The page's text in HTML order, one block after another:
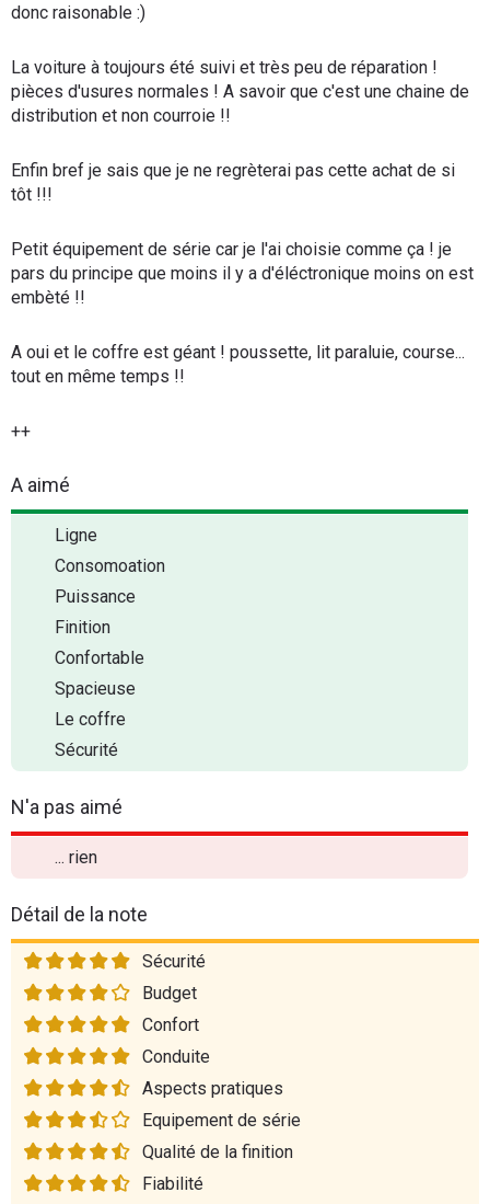
donc raisonable :)
La voiture à toujours été suivi et très peu de réparation !
pièces d'usures normales ! A savoir que c'est une chaine de
distribution et non courroie !!
Enfin bref je sais que je ne regrèterai pas cette achat de si
tôt !!!
Petit équipement de série car je l'ai choisie comme ça ! je
pars du principe que moins il y a d'éléctronique moins on est
embèté !!
A oui et le coffre est géant ! poussette, lit paraluie, course...
tout en même temps !!
++
A aimé
Ligne
Consomoation
Puissance
Finition
Confortable
Spacieuse
Le coffre
Sécurité
N'a pas aimé
... rien
Détail de la note
Sécurité
Budget
Confort
Conduite
Aspects pratiques
Equipement de série
Qualité de la finition
Fiabilité